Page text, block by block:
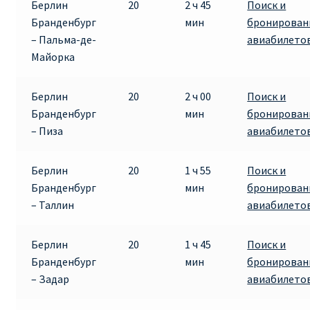
ДЕШЕВЫЕ АВИАБИЛЕТЫ В ВЕНУ
ДЕШЕВЫЕ АВИАБИЛЕТЫ В ЛОНДОН
ДЕШЕВЫЕ АВИАБИЛЕТЫ В ПАРИЖ
ИНФОРМАЦИЯ ДЛЯ ПАССАЖИРОВ
ЗАДЕРЖКА, ОТМЕНА, ПЕРЕНОС РЕЙСОВ RYANAIR
Берлин
Бранденбург
– Пальма-де-
Майорка
20
2 ч 45
мин
Поиск и
Берлин
Бранденбург
– Пиза
20
2 ч 00
мин
Поиск и
Берлин
Бранденбург
– Таллин
20
1 ч 55
мин
Поиск и
Берлин
Бранденбург
– Задар
20
1 ч 45
мин
Поиск и